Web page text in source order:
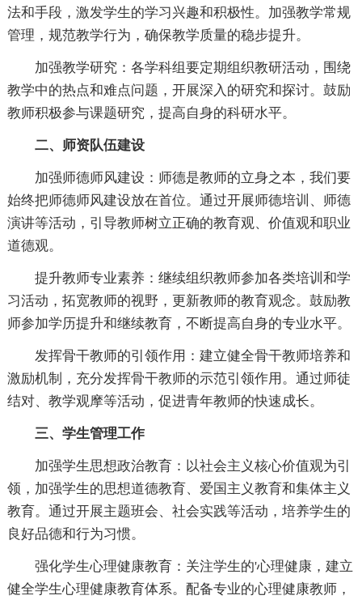
法和手段，激发学生的学习兴趣和积极性。加强教学常规
管理，规范教学行为，确保教学质量的稳步提升。
加强教学研究：各学科组要定期组织教研活动，围绕
教学中的热点和难点问题，开展深入的研究和探讨。鼓励
教师积极参与课题研究，提高自身的科研水平。
二、师资队伍建设
加强师德师风建设：师德是教师的立身之本，我们要
始终把师德师风建设放在首位。通过开展师德培训、师德
演讲等活动，引导教师树立正确的教育观、价值观和职业
道德观。
提升教师专业素养：继续组织教师参加各类培训和学
习活动，拓宽教师的视野，更新教师的教育观念。鼓励教
师参加学历提升和继续教育，不断提高自身的专业水平。
发挥骨干教师的引领作用：建立健全骨干教师培养和
激励机制，充分发挥骨干教师的示范引领作用。通过师徒
结对、教学观摩等活动，促进青年教师的快速成长。
三、学生管理工作
加强学生思想政治教育：以社会主义核心价值观为引
领，加强学生的思想道德教育、爱国主义教育和集体主义
教育。通过开展主题班会、社会实践等活动，培养学生的
良好品德和行为习惯。
强化学生心理健康教育：关注学生的'心理健康，建立
健全学生心理健康教育体系。配备专业的心理健康教师，